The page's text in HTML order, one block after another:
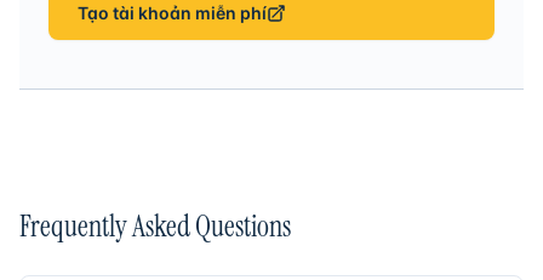
Tạo tài khoản miễn phí
Frequently Asked Questions